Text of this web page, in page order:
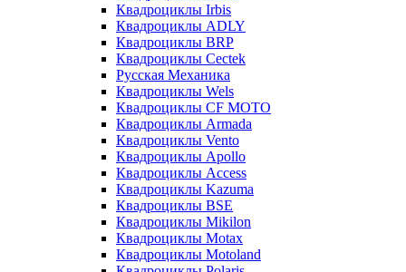
Квадроциклы Irbis
Квадроциклы ADLY
Квадроциклы BRP
Квадроциклы Cectek
Русская Механика
Квадроциклы Wels
Квадроциклы CF MOTO
Квадроциклы Armada
Квадроциклы Vento
Квадроциклы Apollo
Квадроциклы Access
Квадроциклы Kazuma
Квадроциклы BSE
Квадроциклы Mikilon
Квадроциклы Motax
Квадроциклы Motoland